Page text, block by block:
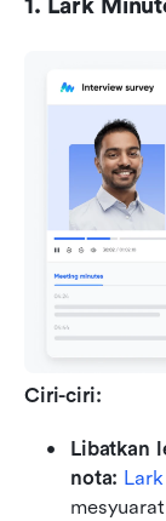
1. Lark
Ciri-ciri:
Libatkan
nota: